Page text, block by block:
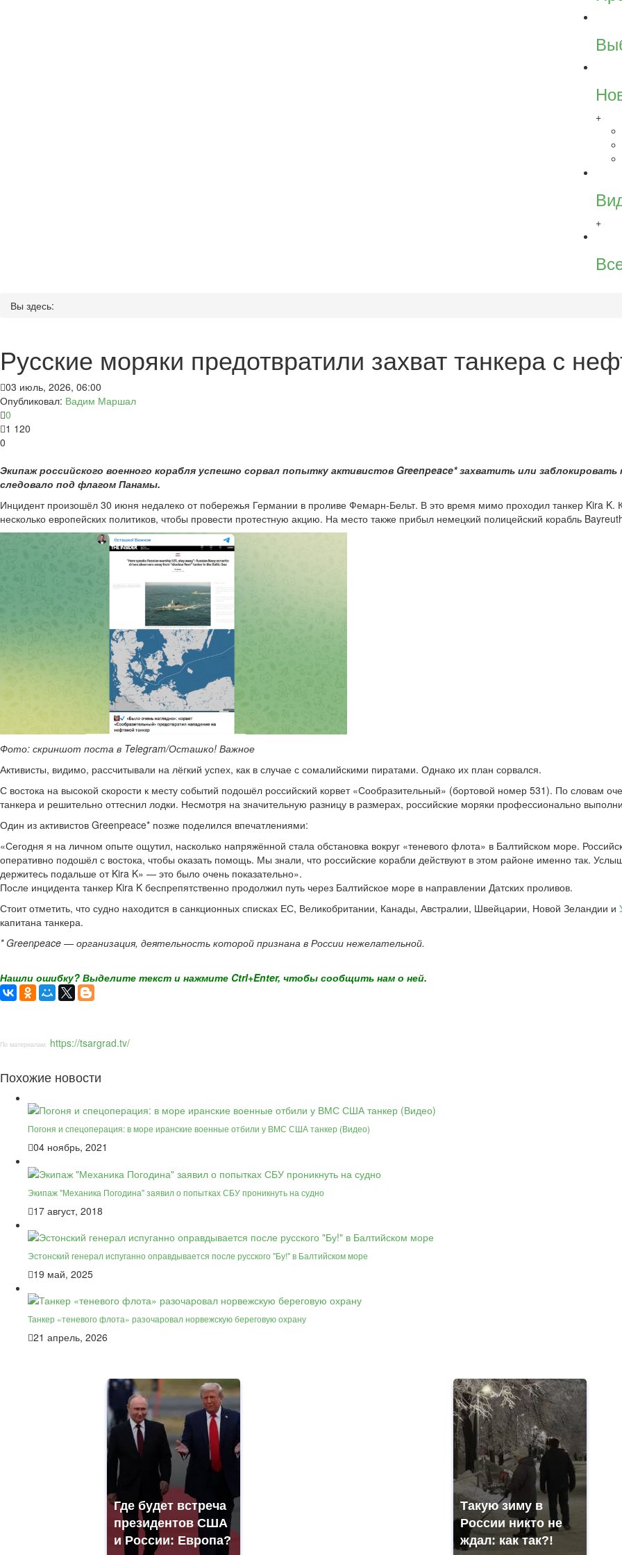
+
+
Вы здесь:
Русские моряки предотвратили захват танкера с
03 июль, 2026, 06:00
Опубликовал: Вадим Маршал
0
1 120
0
Экипаж российского военного корабля успешно сорвал попытку активистов Greenpeace* захватить или
следовало под флагом Панамы.
Инцидент произошёл 30 июня недалеко от побережья Германии в проливе Фемарн-Бельт. В это время мимо проходил танкер Kira K.
несколько европейских политиков, чтобы провести протестную акцию. На место также прибыл немецкий полицейский корабль
Фото: скриншот поста в Telegram/Осташко! Важное
Активисты, видимо, рассчитывали на лёгкий успех, как в случае с сомалийскими пиратами. Однако их план сорвался.
С востока на высокой скорости к месту событий подошёл российский корвет «Сообразительный» (бортовой номер 531). По словам
танкера и решительно оттеснил лодки. Несмотря на значительную разницу в размерах, российские моряки профессионально
Один из активистов Greenpeace* позже поделился впечатлениями:
«Сегодня я на личном опыте ощутил, насколько напряжённой стала обстановка вокруг «теневого флота» в Балтийском море.
оперативно подошёл с востока, чтобы оказать помощь. Мы знали, что российские корабли действуют в этом районе именно так.
держитесь подальше от Kira K» — это было очень показательно».
После инцидента танкер Kira K беспрепятственно продолжил путь через Балтийское море в направлении Датских проливов.
Стоит отметить, что судно находится в санкционных списках ЕС, Великобритании, Канады, Австралии, Швейцарии, Новой Зеландии и
капитана танкера.
* Greenpeace — организация, деятельность которой признана в России нежелательной.
Нашли ошибку? Выделите текст и нажмите Ctrl+Enter, чтобы сообщить нам о ней.
По материалам: https://tsargrad.tv/
Похожие новости
Погоня и спецоперация: в море иранские военные отбили у ВМС США танкер (Видео)
04 ноябрь, 2021
Экипаж "Механика Погодина" заявил о попытках СБУ проникнуть на судно
17 август, 2018
Эстонский генерал испуганно оправдывается после русского "Бу!" в Балтийском море
19 май, 2025
Танкер «теневого флота» разочаровал норвежскую береговую охрану
21 апрель, 2026
Где будет встреча
президентов США
и России: Европа?
Такую зиму в
России никто не
ждал: как так?!